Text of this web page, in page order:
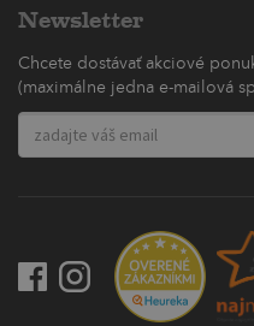
Newsletter
Chcete dostávať akciové
(maximálne jedna e-mailová